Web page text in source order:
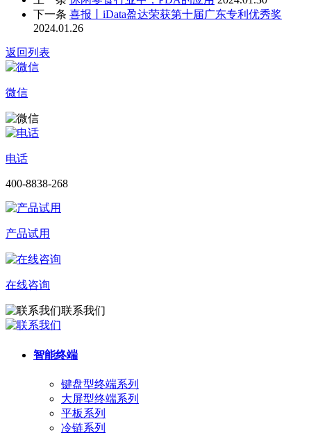
下一条 喜报丨iData盈达荣获第十届广东专利优秀奖
2024.01.26
返回列表
微信
电话
400-8838-268
产品试用
在线咨询
联系我们
智能终端
键盘型终端系列
大屏型终端系列
平板系列
冷链系列